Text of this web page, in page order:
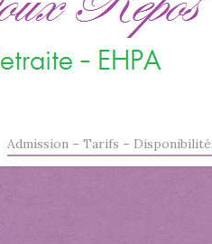
Admission – Tarifs –
You